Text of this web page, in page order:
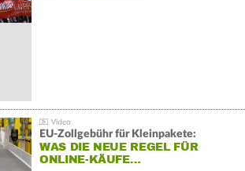
EU-Zollgebühr für Kleinpakete:
WAS DIE NEUE REGEL FÜR
ONLINE-KÄUFE…